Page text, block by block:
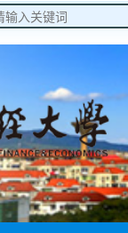
8月9日 星期日